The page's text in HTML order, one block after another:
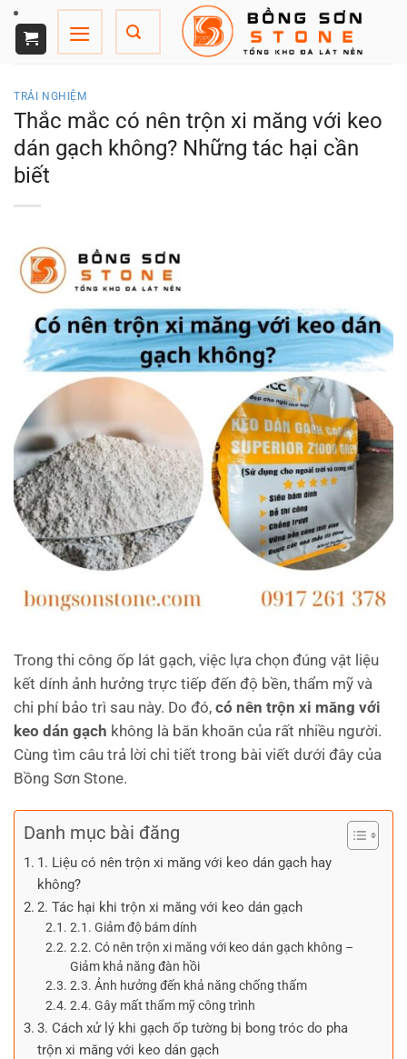
Chuyển
đến
nội
TRẢI NGHIỆM
Thắc mắc có nên trộn xi măng với keo
dán gạch không? Những tác hại cần
biết
Trong thi công ốp lát gạch, việc lựa chọn đúng vật liệu
kết dính ảnh hưởng trực tiếp đến độ bền, thẩm mỹ và
chi phí bảo trì sau này. Do đó, có nên trộn xi măng với
keo dán gạch không là băn khoăn của rất nhiều người.
Cùng tìm câu trả lời chi tiết trong bài viết dưới đây của
Bồng Sơn Stone.
Danh mục bài đăng
1. Liệu có nên trộn xi măng với keo dán gạch hay
không?
2. Tác hại khi trộn xi măng với keo dán gạch
2.1. Giảm độ bám dính
2.2. Có nên trộn xi măng với keo dán gạch không –
Giảm khả năng đàn hồi
2.3. Ảnh hưởng đến khả năng chống thấm
2.4. Gây mất thẩm mỹ công trình
3. Cách xử lý khi gạch ốp tường bị bong tróc do pha
trộn xi măng với keo dán gạch